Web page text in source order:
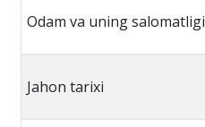
Odam va uning salomatligi
Jahon tarixi